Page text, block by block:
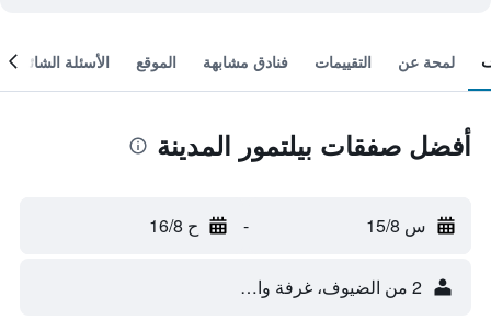
لمحة عن التقييمات فنادق مشابهة الموقع الأسئلة الشائعة
أفضل صفقات بيلتمور المدينة
س 15/8 - ح 16/8
2 من الضيوف، غرفة واحدة